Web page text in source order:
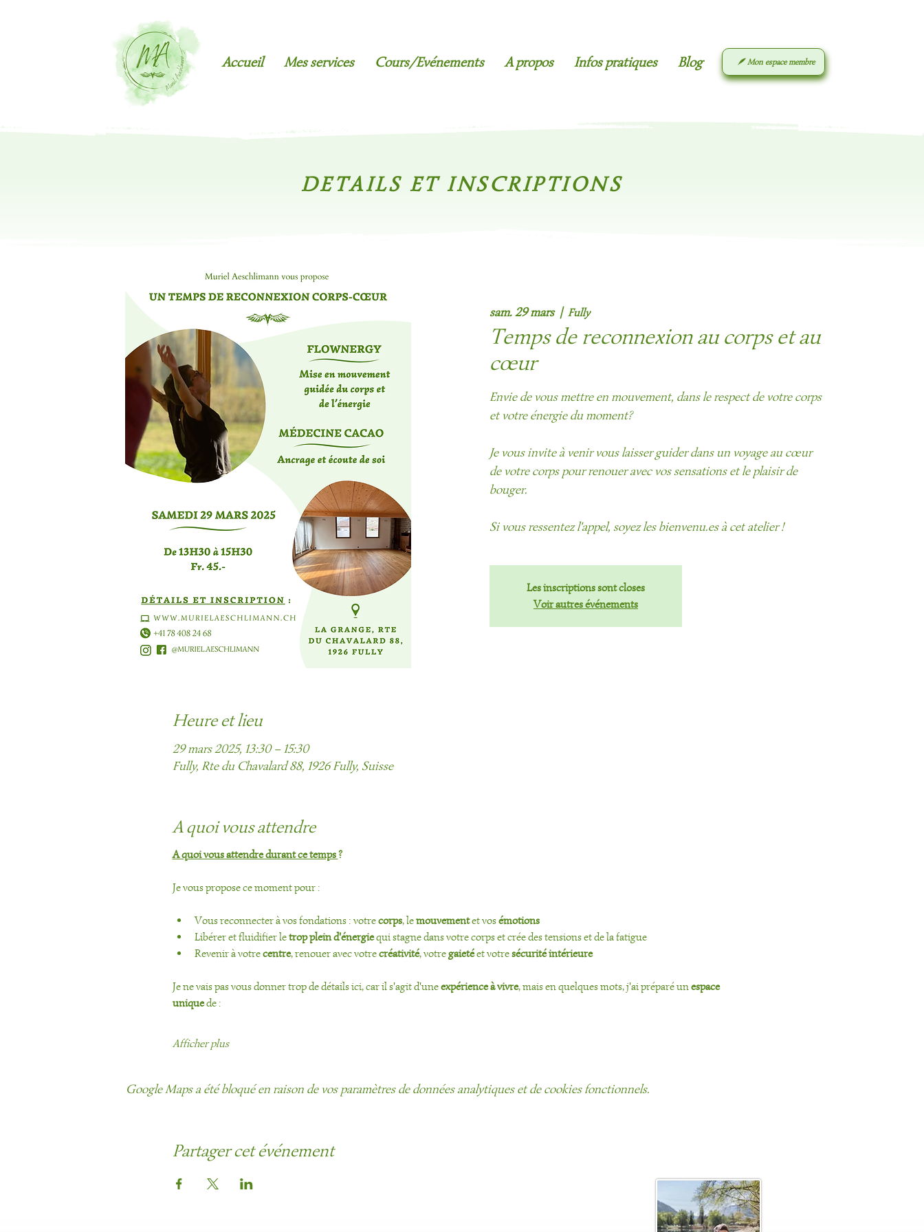
Accueil Mes services Cours/Evénements A propos Infos pratiques Blog 🪶 Mon espace membre
DETAILS ET INSCRIPTIONS
sam. 29 mars
  |
Fully
Temps de reconnexion au corps et au
cœur
Envie de vous mettre en mouvement, dans le respect de votre corps
et votre énergie du moment?
Je vous invite à venir vous laisser guider dans un voyage au cœur
de votre corps pour renouer avec vos sensations et le plaisir de
bouger.
Si vous ressentez l'appel, soyez les bienvenu.es à cet atelier !
Les inscriptions sont closes
Voir autres événements
Heure et lieu
29 mars 2025, 13:30 – 15:30
Fully, Rte du Chavalard 88, 1926 Fully, Suisse
A quoi vous attendre
A quoi vous attendre durant ce temps ?
Je vous propose ce moment pour :
Vous reconnecter à vos fondations : votre corps, le mouvement et vos émotions
Libérer et fluidifier le trop plein d'énergie qui stagne dans votre corps et crée des tensions et de la fatigue
Revenir à votre centre, renouer avec votre créativité, votre gaieté et votre sécurité intérieure
Je ne vais pas vous donner trop de détails ici, car il s'agit d'une expérience à vivre, mais en quelques mots, j'ai préparé un espace
unique de :
Afficher plus
Google Maps a été bloqué en raison de vos paramètres de données analytiques et de cookies fonctionnels.
Partager cet événement